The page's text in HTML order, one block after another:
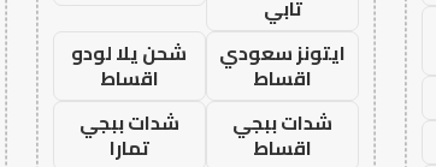
تابي
ايتونز سعودي
اقساط
شحن يلا لودو
اقساط
شدات ببجي
اقساط
شدات ببجي
تمارا